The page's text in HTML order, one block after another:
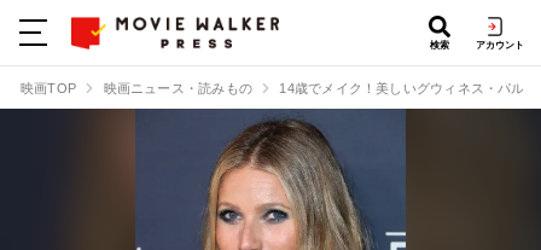
検索 アカウント
映画TOP 映画ニュース・読みもの 14歳でメイク！美しいグウィネス・パル